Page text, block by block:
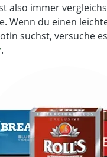
also immer
Wenn du einen
suchst, versuche
.